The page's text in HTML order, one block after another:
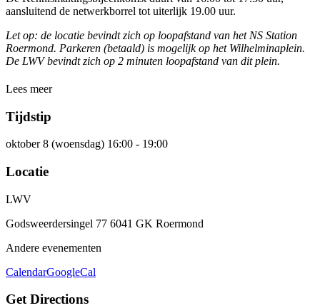
aansluitend de netwerkborrel tot uiterlijk 19.00 uur.
Let op: de locatie bevindt zich op loopafstand van het NS Station
Roermond. Parkeren (betaald) is mogelijk op het Wilhelminaplein.
De LWV bevindt zich op 2 minuten loopafstand van dit plein.
Lees meer
Tijdstip
oktober 8 (woensdag) 16:00 - 19:00
Locatie
LWV
Godsweerdersingel 77 6041 GK Roermond
Andere evenementen
CalendarGoogleCal
Get Directions